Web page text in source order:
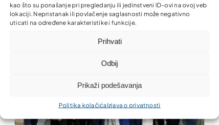
kao što su ponašanje pri pregledanju ili jedinstveni ID-ovi na ovoj veb
lokaciji. Nepristanak ili povlačenje saglasnosti može negativno
uticati na određene karakteristike i funkcije.
Prihvati
Odbij
Prikaži podešavanja
Politika kolačića Izjava o privatnosti